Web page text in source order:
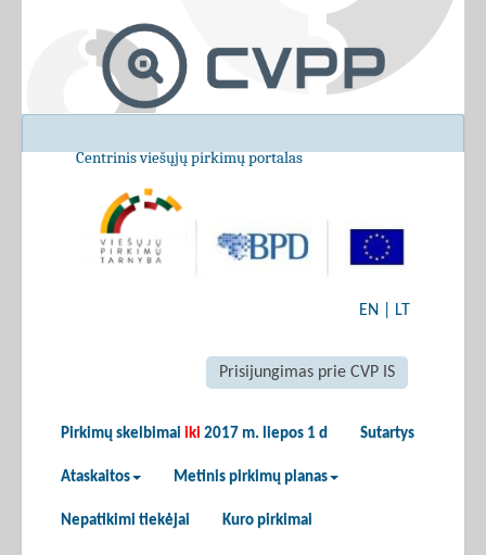
Centrinis viešųjų pirkimų portalas
EN LT
Prisijungimas prie CVP IS
Pirkimų skelbimai iki 2017 m. liepos 1 d Sutartys
Ataskaitos Metinis pirkimų planas
Nepatikimi tiekėjai Kuro pirkimai